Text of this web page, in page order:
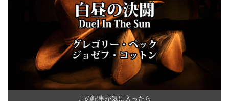
この記事が気に入ったら